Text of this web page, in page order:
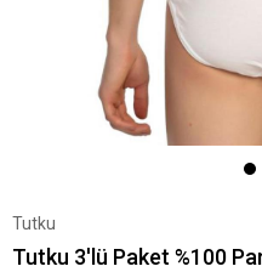
Tutku
Tutku 3'lü Paket %100